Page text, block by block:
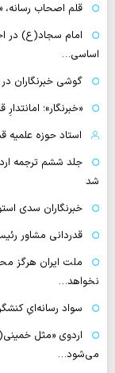
قلم اصحاب رسانه،
امام سجاد(ع) در
اساسی…
گوشی خبرنگاران
«خبرنگار»؛
استاد حوزه
جلد ششم ترجمه
شد
خبرنگاران سدی
قدردانی مشاور
ملت ایران هرگز
نخواهد…
سواد رسانه‌ایِ
اردوی «مثل
می‌شود…